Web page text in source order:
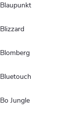
Blaupunkt
Blizzard
Blomberg
Bluetouch
Bo Jungle